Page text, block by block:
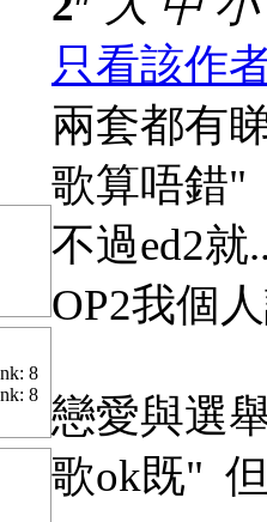
只看該作
兩套都有
歌算唔錯"
不過ed2就
OP2我個
戀愛與選
歌ok既"